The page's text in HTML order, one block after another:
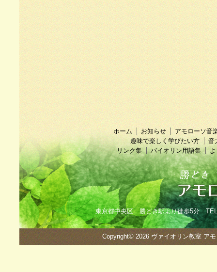
ホーム お知らせ
アモローソ音
趣味で楽しく学びたい方
音
リンク集
バイオリン用語集
東京都中央区 勝どき駅より徒歩5分
Copyright© 2026 ヴァイオリン教室 ア